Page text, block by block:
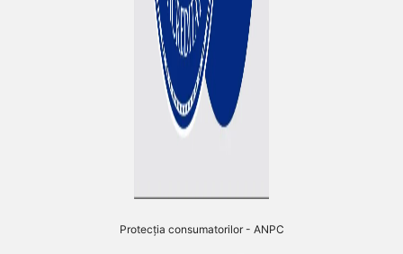
Protecția consumatorilor - ANPC